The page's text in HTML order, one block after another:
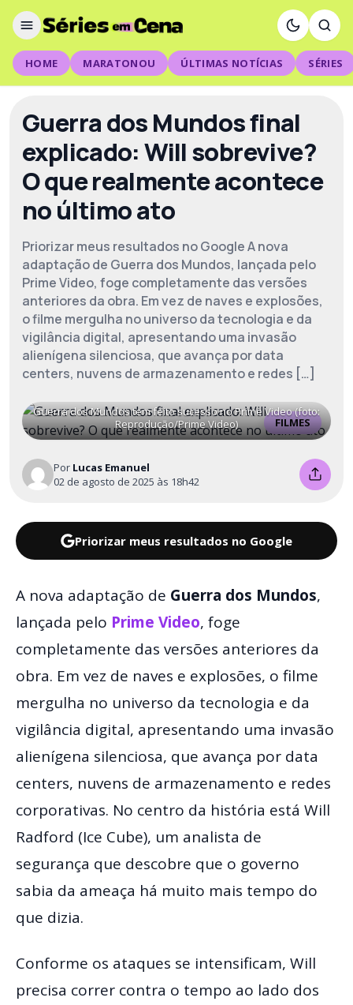
HOME MARATONOU ÚLTIMAS NOTÍCIAS SÉRIES
Guerra dos Mundos final
explicado: Will sobrevive?
O que realmente acontece
no último ato
Priorizar meus resultados no Google A nova
adaptação de Guerra dos Mundos, lançada pelo
Prime Video, foge completamente das versões
anteriores da obra. Em vez de naves e explosões,
o filme mergulha no universo da tecnologia e da
vigilância digital, apresentando uma invasão
alienígena silenciosa, que avança por data
centers, nuvens de armazenamento e redes […]
FILMES
Guerra dos Mundos tem feito sucesso no Prime Video (foto:
Reprodução/Prime Video)
Por Lucas Emanuel
02 de agosto de 2025 às 18h42
Priorizar meus resultados no Google
A nova adaptação de Guerra dos Mundos,
lançada pelo Prime Video, foge
completamente das versões anteriores da
obra. Em vez de naves e explosões, o filme
mergulha no universo da tecnologia e da
vigilância digital, apresentando uma invasão
alienígena silenciosa, que avança por data
centers, nuvens de armazenamento e redes
corporativas. No centro da história está Will
Radford (Ice Cube), um analista de
segurança que descobre que o governo
sabia da ameaça há muito mais tempo do
que dizia.
Conforme os ataques se intensificam, Will
precisa correr contra o tempo ao lado dos